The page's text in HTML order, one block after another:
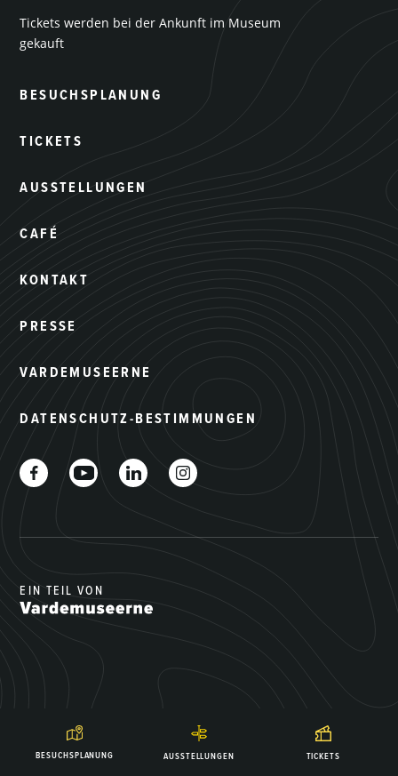
BESUCHSPLANUNG AUSSTELLUNGEN TICKETS
Tickets werden bei der Ankunft im Museum
gekauft
BESUCHSPLANUNG
TICKETS
AUSSTELLUNGEN
CAFÉ
KONTAKT
PRESSE
VARDEMUSEERNE
DATENSCHUTZ-BESTIMMUNGEN
EIN TEIL VON